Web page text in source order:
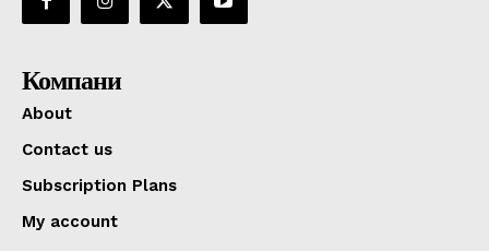
Компани
About
Contact us
Subscription Plans
My account